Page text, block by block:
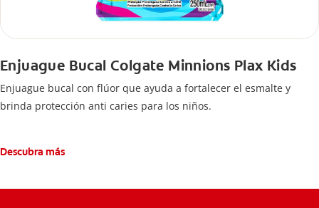
Enjuague Bucal Colgate Minnions Plax Kids
Enjuague bucal con flúor que ayuda a fortalecer el esmalte y
brinda protección anti caries para los niños.
Descubra más